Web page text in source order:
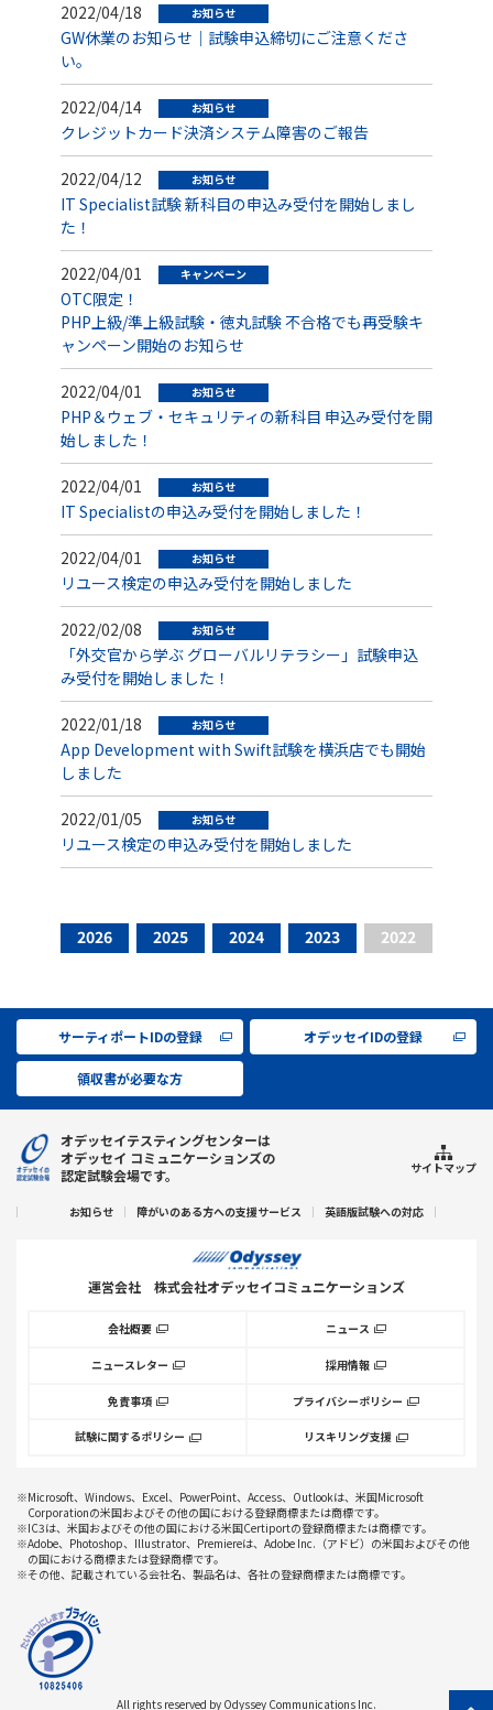
2022/04/18 お知らせ
GW休業のお知らせ｜試験申込締切にご注意くださ
い。
2022/04/14 お知らせ
クレジットカード決済システム障害のご報告
2022/04/12 お知らせ
IT Specialist試験 新科目の申込み受付を開始しまし
た！
2022/04/01 キャンペーン
OTC限定！
PHP上級/準上級試験・徳丸試験 不合格でも再受験キ
ャンペーン開始のお知らせ
2022/04/01 お知らせ
PHP＆ウェブ・セキュリティの新科目 申込み受付を開
始しました！
2022/04/01 お知らせ
IT Specialistの申込み受付を開始しました！
2022/04/01 お知らせ
リユース検定の申込み受付を開始しました
2022/02/08 お知らせ
「外交官から学ぶ グローバルリテラシー」試験申込
み受付を開始しました！
2022/01/18 お知らせ
App Development with Swift試験を横浜店でも開始
しました
2022/01/05 お知らせ
リユース検定の申込み受付を開始しました
2026 2025 2024 2023 2022
サーティポートIDの登録 オデッセイIDの登録
領収書が必要な方
オデッセイテスティングセンターは
オデッセイ コミュニケーションズの
認定試験会場です。
お知らせ 障がいのある方への支援サービス 英語版試験への対応
サイトマップ
運営会社 株式会社オデッセイコミュニケーションズ
会社概要 ニュース
ニュースレター 採用情報
免責事項 プライバシーポリシー
試験に関するポリシー リスキリング支援
※Microsoft、Windows、Excel、PowerPoint、Access、Outlookは、米国Microsoft
Corporationの米国およびその他の国における登録商標または商標です。
※IC3は、米国およびその他の国における米国Certiportの登録商標または商標です。
※Adobe、Photoshop、Illustrator、Premiereは、Adobe Inc.（アドビ）の米国およびその他
の国における商標または登録商標です。
※その他、記載されている会社名、製品名は、各社の登録商標または商標です。
All rights reserved by Odyssey Communications Inc.